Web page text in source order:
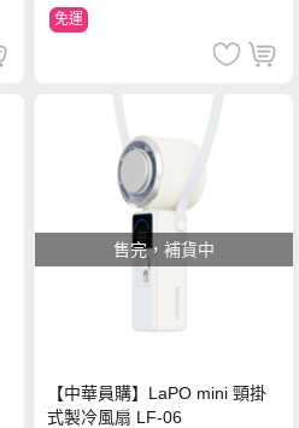
免運
售完，補貨中
【中華員購】LaPO mini 頸掛
式製冷風扇 LF-06